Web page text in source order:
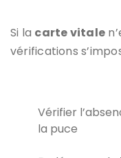
Si la carte vitale
vérifications
Vérifier
la puce